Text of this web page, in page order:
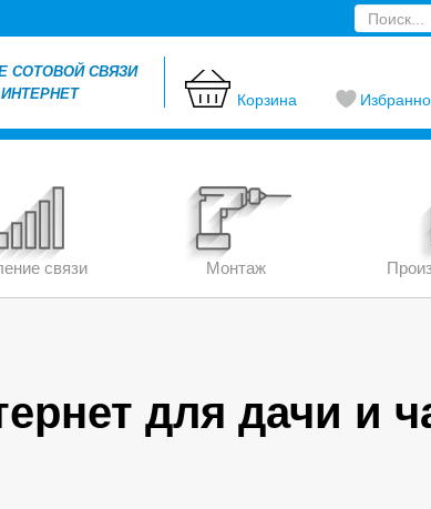
СОТОВОЙ СВЯЗИ
Корзина
связи Монтаж
для дачи и